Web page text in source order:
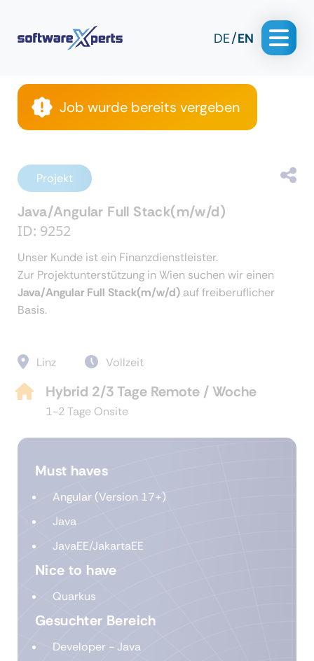
DE EN
Job wurde bereits vergeben
Projekt
Java/Angular Full Stack(m/w/d)
ID: 9252
Unser Kunde ist ein Finanzdienstleister.
Zur Projektunterstützung in Wien suchen wir einen
Java/Angular Full Stack(m/w/d) auf freiberuflicher
Basis.
Linz Vollzeit
Hybrid 2/3 Tage Remote / Woche
1-2 Tage Onsite
Must haves
Angular (Version 17+)
Java
JavaEE/JakartaEE
Nice to have
Quarkus
Gesuchter Bereich
Developer - Java